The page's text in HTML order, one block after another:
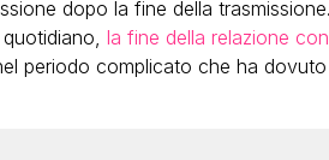
dopo la fine della
la fine della relazione con
periodo complicato che ha dovuto